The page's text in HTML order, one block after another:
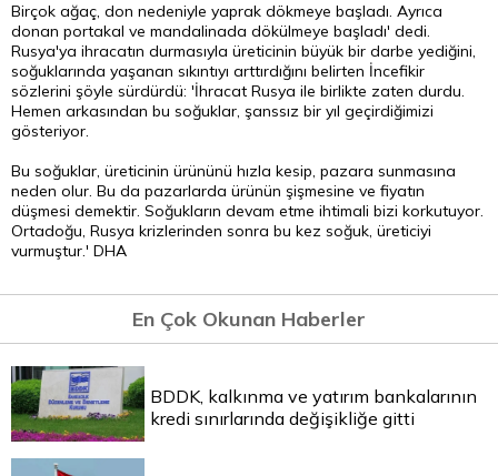
Birçok ağaç, don nedeniyle yaprak dökmeye başladı. Ayrıca
donan portakal ve mandalinada dökülmeye başladı' dedi.
Rusya'ya ihracatın durmasıyla üreticinin büyük bir darbe yediğini,
soğuklarında yaşanan sıkıntıyı arttırdığını belirten İncefikir
sözlerini şöyle sürdürdü: 'İhracat Rusya ile birlikte zaten durdu.
Hemen arkasından bu soğuklar, şanssız bir yıl geçirdiğimizi
gösteriyor.
Bu soğuklar, üreticinin ürününü hızla kesip, pazara sunmasına
neden olur. Bu da pazarlarda ürünün şişmesine ve fiyatın
düşmesi demektir. Soğukların devam etme ihtimali bizi korkutuyor.
Ortadoğu, Rusya krizlerinden sonra bu kez soğuk, üreticiyi
vurmuştur.' DHA
En Çok Okunan Haberler
BDDK, kalkınma ve yatırım bankalarının
kredi sınırlarında değişikliğe gitti